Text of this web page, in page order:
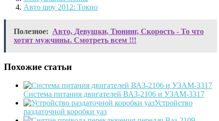
Авто шоу 2012: Токио
Полезное: Авто, Девушки, Тюнинг, Скорость - То что
хотят мужчины. Смотреть всем !!!
Похожие статьи
Система питания двигателей ВАЗ-2106 и УЗАМ-3317
Устройство
раздаточной коробки уаз